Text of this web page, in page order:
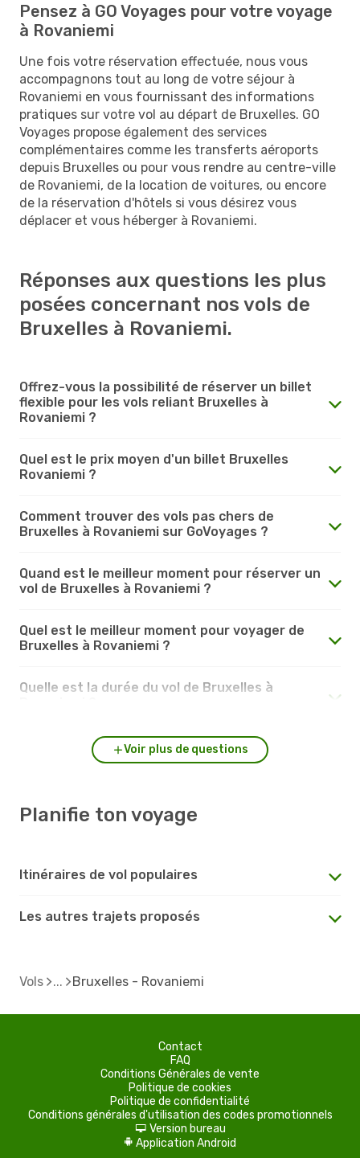
Pensez à GO Voyages pour votre voyage
à Rovaniemi
Une fois votre réservation effectuée, nous vous
accompagnons tout au long de votre séjour à
Rovaniemi en vous fournissant des informations
pratiques sur votre vol au départ de Bruxelles. GO
Voyages propose également des services
complémentaires comme les transferts aéroports
depuis Bruxelles ou pour vous rendre au centre-ville
de Rovaniemi, de la location de voitures, ou encore
de la réservation d'hôtels si vous désirez vous
déplacer et vous héberger à Rovaniemi.
Réponses aux questions les plus
posées concernant nos vols de
Bruxelles à Rovaniemi.
Offrez-vous la possibilité de réserver un billet
flexible pour les vols reliant Bruxelles à
Rovaniemi ?
Quel est le prix moyen d'un billet Bruxelles
Rovaniemi ?
Comment trouver des vols pas chers de
Bruxelles à Rovaniemi sur GoVoyages ?
Quand est le meilleur moment pour réserver un
vol de Bruxelles à Rovaniemi ?
Quel est le meilleur moment pour voyager de
Bruxelles à Rovaniemi ?
Quelle est la durée du vol de Bruxelles à
Voir plus de questions
Planifie ton voyage
Itinéraires de vol populaires
Les autres trajets proposés
Vols Bruxelles - Rovaniemi
Contact
FAQ
Conditions Générales de vente
Politique de cookies
Politique de confidentialité
Conditions générales d'utilisation des codes promotionnels
d Version bureau
A Application Android